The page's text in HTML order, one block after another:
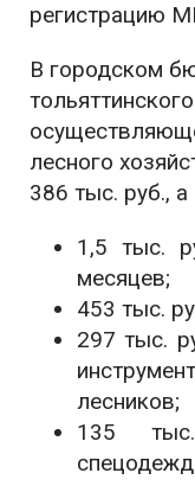
регистрацию
В городском
лесного
386 тыс. руб., а
1,5 тыс.
месяцев;
453 тыс.
297 тыс.
лесников;
135